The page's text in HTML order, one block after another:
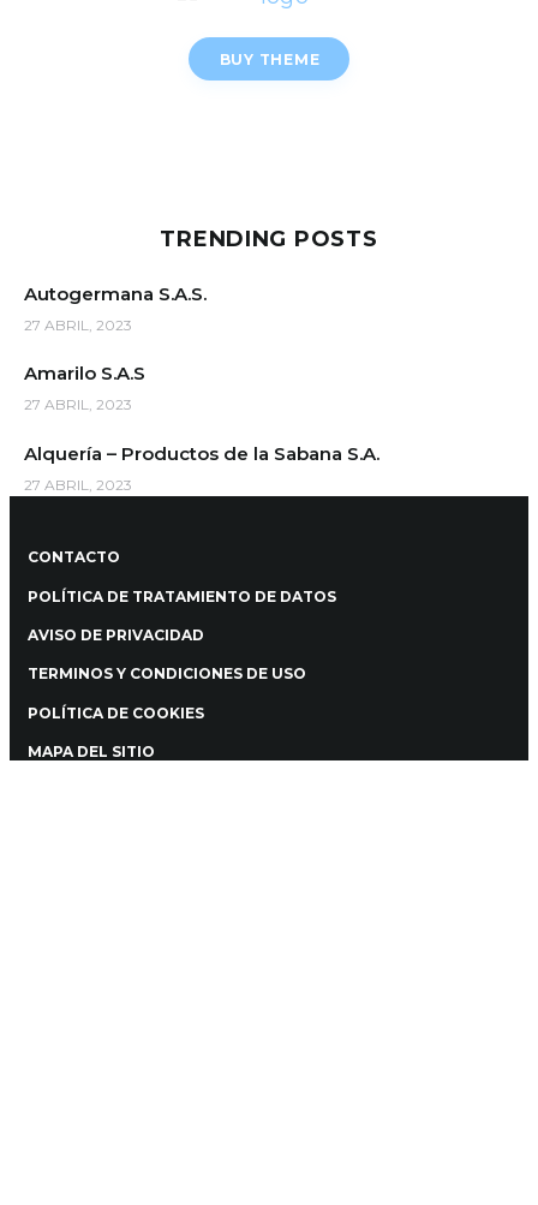
BUY THEME
TRENDING POSTS
Autogermana S.A.S.
27 ABRIL, 2023
Amarilo S.A.S
27 ABRIL, 2023
Alquería – Productos de la Sabana S.A.
27 ABRIL, 2023
CONTACTO
POLÍTICA DE TRATAMIENTO DE DATOS
AVISO DE PRIVACIDAD
TERMINOS Y CONDICIONES DE USO
POLÍTICA DE COOKIES
MAPA DEL SITIO